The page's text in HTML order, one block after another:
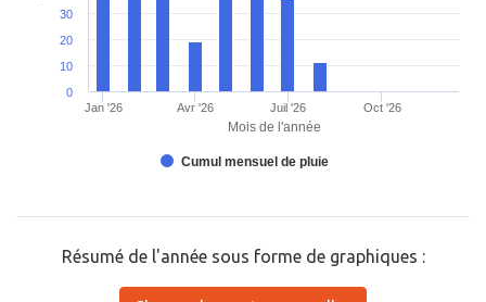
Mois de l'année
Cumul mensuel de pluie
Jan '26 Avr '26 Juil '26 Oct '26
0
10
20
30
Résumé de l'année sous forme de graphiques :